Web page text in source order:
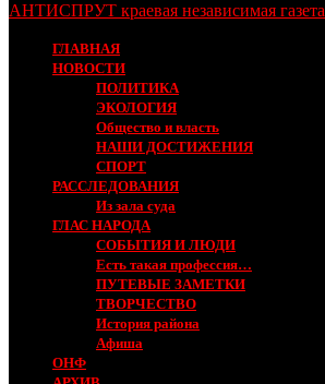
АНТИСПРУТ краевая независимая газета
ГЛАВНАЯ
НОВОСТИ
ПОЛИТИКА
ЭКОЛОГИЯ
Общество и власть
НАШИ ДОСТИЖЕНИЯ
СПОРТ
РАССЛЕДОВАНИЯ
Из зала суда
ГЛАС НАРОДА
СОБЫТИЯ И ЛЮДИ
Есть такая профессия…
ПУТЕВЫЕ ЗАМЕТКИ
ТВОРЧЕСТВО
История района
Афиша
ОНФ